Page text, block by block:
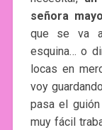
señora
que se va
esquina… o
locas en
voy
pasa el
muy fácil